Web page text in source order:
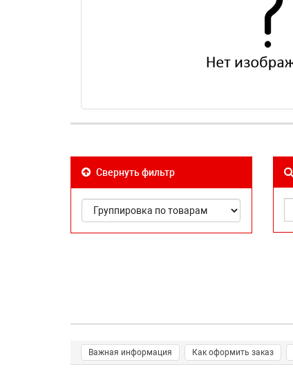
Свернуть фильтр
Важная информация Как оформить заказ